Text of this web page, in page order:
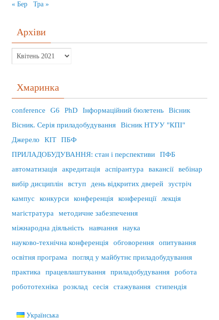
« Бер
Тра »
Архіви
Хмаринка
conference G6 PhD Інформаційний бюлетень
Вісник
Вісник. Серія приладобудування
Вісник НТУУ "КПІ"
Джерело
КІТ
ПБФ
ПРИЛАДОБУДУВАННЯ: стан і перспективи
ПФБ
автоматизація
акредитація аспірантура вакансії
вебінар
вибір дисциплін
вступ день відкритих дверей
зустріч
кампус
конкурси конференція конференції
лекція
магістратура
методичне забезпечення
міжнародна діяльність
навчання
наука
науково-технічна конференція
обговорення
опитування
освітня програма
погляд у майбутнє приладобудування
практика
працевлаштування приладобудування
робота
робототехніка
розклад сесія стажування стипендія
Українська